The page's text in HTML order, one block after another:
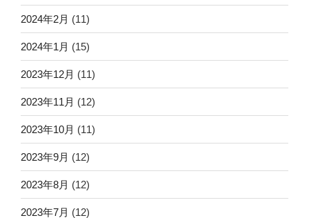
2024年2月 (11)
2024年1月 (15)
2023年12月 (11)
2023年11月 (12)
2023年10月 (11)
2023年9月 (12)
2023年8月 (12)
2023年7月 (12)